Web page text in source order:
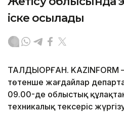
іске қосылады
ТАЛДЫҚОРҒАН.
төтенше жағдайлар
09.00-де облыстық
техникалық тексеріс